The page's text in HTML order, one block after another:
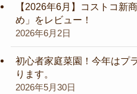
【2026年6月】コストコ新
め」をレビュー！
2026年6月2日
初心者家庭菜園！今年はプ
ります。
2026年5月30日